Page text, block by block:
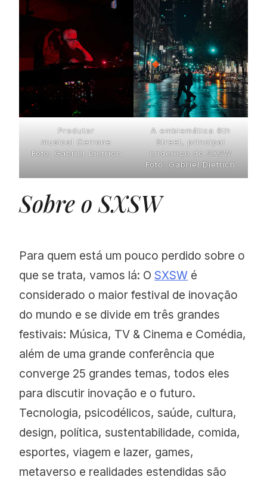
Produtor
musical Cerrone
Foto: Gabriel Dietrich
A emblemática 6th
Street, principal
endereço do SXSW
Foto: Gabriel Dietrich
Sobre o SXSW
Para quem está um pouco perdido sobre o
que se trata, vamos lá: OSXSW é
considerado o maior festival de inovação
do mundo e se divide em três grandes
festivais: Música, TV & Cinema e Comédia,
além de uma grande conferência que
converge 25 grandes temas, todos eles
para discutir inovação e o futuro.
Tecnologia, psicodélicos, saúde, cultura,
design, política, sustentabilidade, comida,
esportes, viagem e lazer, games,
metaverso e realidades estendidas são